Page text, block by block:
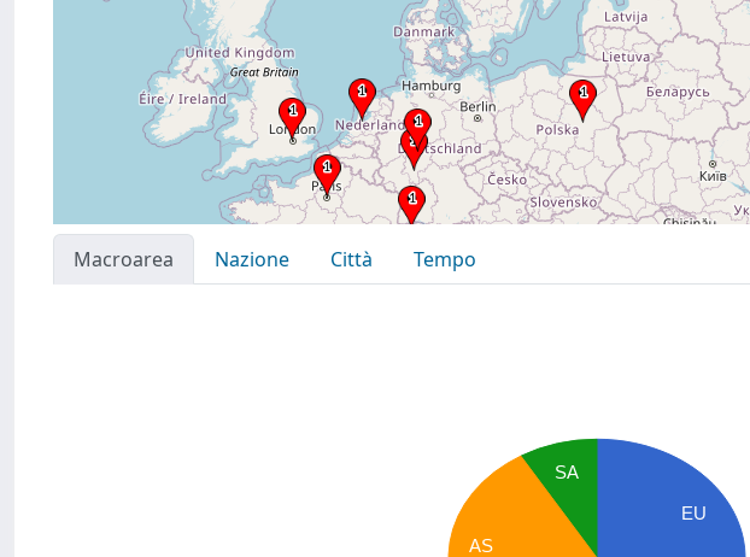
Macroarea Nazione Città
Tempo
EU
SA
AS